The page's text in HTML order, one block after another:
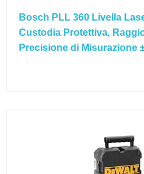
Bosch PLL 360 Livella
Custodia Protettiva,
Precisione di Misurazione